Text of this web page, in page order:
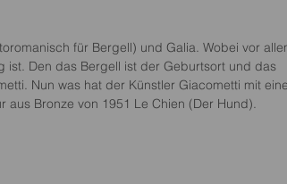
für Bergell) und Galia. Wobei vor
Den das Bergell ist der Geburtsort und das
Nun was hat der Künstler Giacometti mit
aus Bronze von 1951 Le Chien (Der Hund).